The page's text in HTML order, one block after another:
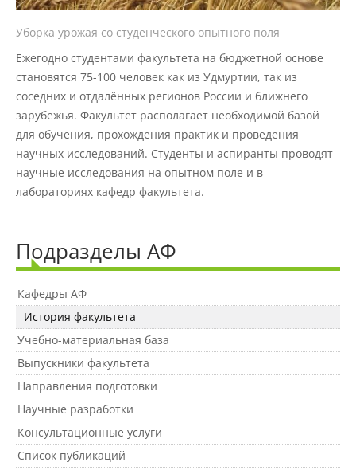
Договоры о сотрудничестве
Зарубежные стажировки
Документы
Зарубежные стипендиальные
программы
Сотрудники
Попечительский совет
Уборка урожая со студенческого опытного поля
Ежегодно студентами факультета на бюджетной основе
становятся 75-100 человек как из Удмуртии, так из
соседних и отдалённых регионов России и ближнего
зарубежья. Факультет располагает необходимой базой
для обучения, прохождения практик и проведения
научных исследований. Студенты и аспиранты проводят
научные исследования на опытном поле и в
лабораториях кафедр факультета.
Подразделы АФ
Кафедры АФ
История факультета
Учебно-материальная база
Выпускники факультета
Направления подготовки
Научные разработки
Консультационные услуги
Список публикаций